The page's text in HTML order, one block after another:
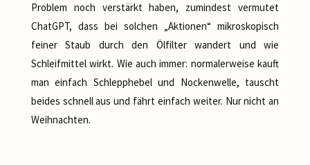
Problem noch verstärkt haben, zumindest vermutet
ChatGPT, dass bei solchen „Aktionen“ mikroskopisch
feiner Staub durch den Ölfilter wandert und wie
Schleifmittel wirkt. Wie auch immer: normalerweise kauft
man einfach Schlepphebel und Nockenwelle, tauscht
beides schnell aus und fährt einfach weiter. Nur nicht an
Weihnachten.